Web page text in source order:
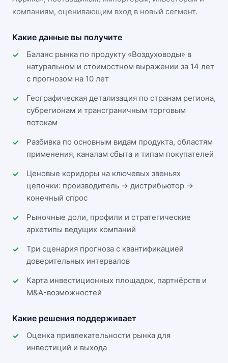
компаниям, оценивающим вход в новый сегмент.
Какие данные вы получите
Баланс рынка по продукту «Воздуховоды» в
натуральном и стоимостном выражении за 14 лет
с прогнозом на 10 лет
Географическая детализация по странам региона,
субрегионам и трансграничным торговым
потокам
Разбивка по основным видам продукта, областям
применения, каналам сбыта и типам покупателей
Ценовые коридоры на ключевых звеньях
цепочки: производитель → дистрибьютор →
конечный спрос
Рыночные доли, профили и стратегические
архетипы ведущих компаний
Три сценария прогноза с квантификацией
доверительных интервалов
Карта инвестиционных площадок, партнёрств и
M&A-возможностей
Какие решения поддерживает
Оценка привлекательности рынка для
инвестиций и выхода